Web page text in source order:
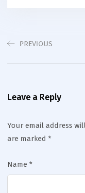
PREVIOUS
Leave a Reply
Your email address
are marked *
Name *